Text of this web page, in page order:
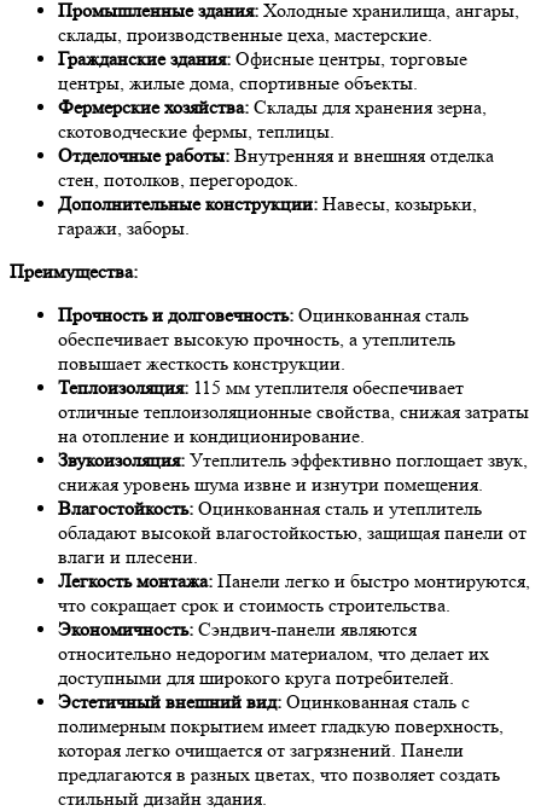
Промышленные здания: Холодные хранилища, ангары,
склады, производственные цеха, мастерские.
Гражданские здания: Офисные центры, торговые
центры, жилые дома, спортивные объекты.
Фермерские хозяйства: Склады для хранения зерна,
скотоводческие фермы, теплицы.
Отделочные работы: Внутренняя и внешняя отделка
стен, потолков, перегородок.
Дополнительные конструкции: Навесы, козырьки,
гаражи, заборы.
Преимущества:
Прочность и долговечность: Оцинкованная сталь
обеспечивает высокую прочность, а утеплитель
повышает жесткость конструкции.
Теплоизоляция: 115 мм утеплителя обеспечивает
отличные теплоизоляционные свойства, снижая затраты
на отопление и кондиционирование.
Звукоизоляция: Утеплитель эффективно поглощает звук,
снижая уровень шума извне и изнутри помещения.
Влагостойкость: Оцинкованная сталь и утеплитель
обладают высокой влагостойкостью, защищая панели от
влаги и плесени.
Легкость монтажа: Панели легко и быстро монтируются,
что сокращает срок и стоимость строительства.
Экономичность: Сэндвич-панели являются
относительно недорогим материалом, что делает их
доступными для широкого круга потребителей.
Эстетичный внешний вид: Оцинкованная сталь с
полимерным покрытием имеет гладкую поверхность,
которая легко очищается от загрязнений. Панели
предлагаются в разных цветах, что позволяет создать
стильный дизайн здания.